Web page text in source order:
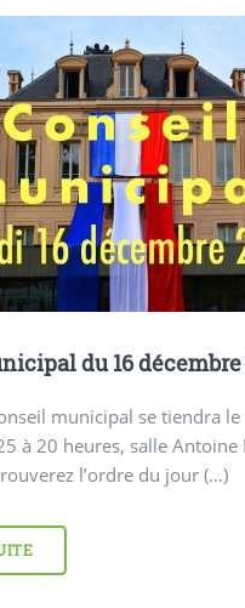
du 16 décembre
municipal se tiendra
à 20 heures, salle Antoine
l’ordre du jour (…)